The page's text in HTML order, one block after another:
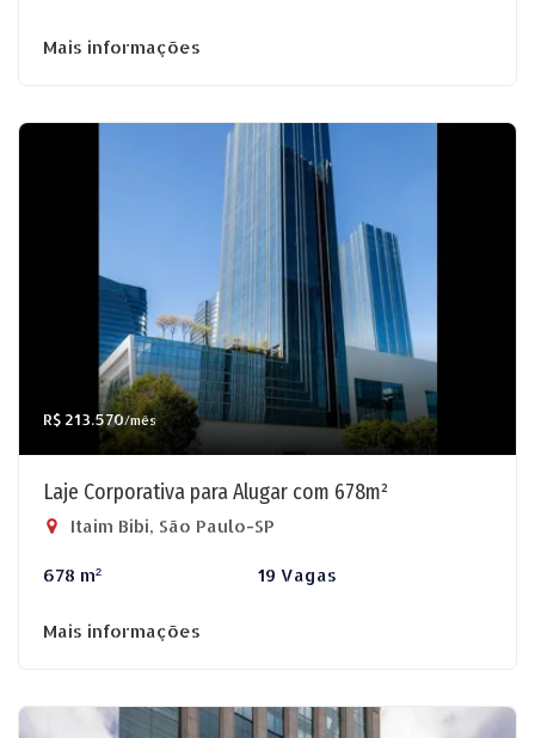
Mais informações
R$ 213.570/mês
Laje Corporativa para Alugar com 678m²
Itaim Bibi, São Paulo-SP
678 m² 19 Vagas
Mais informações